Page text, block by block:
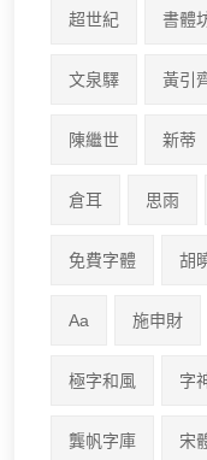
超世紀 書體
文泉驛 黃引
陳繼世 新蒂
倉耳 思雨
免費字體 胡
Aa 施申財
極字和風 字
龔帆字庫 宋